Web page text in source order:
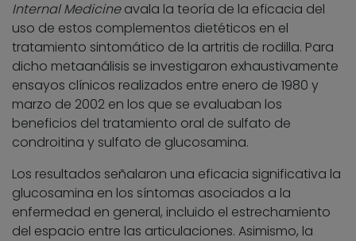
Internal Medicineavala la teoría de la eficacia del
uso de estos complementos dietéticos en el
tratamiento sintomático de la artritis de rodilla. Para
dicho metaanálisis se investigaron exhaustivamente
ensayos clínicos realizados entre enero de 1980 y
marzo de 2002 en los que se evaluaban los
beneficios del tratamiento oral de sulfato de
condroitina y sulfato de glucosamina.
Los resultados señalaron una eficacia significativa la
glucosamina en los síntomas asociados a la
enfermedad en general, incluido el estrechamiento
del espacio entre las articulaciones. Asimismo, la